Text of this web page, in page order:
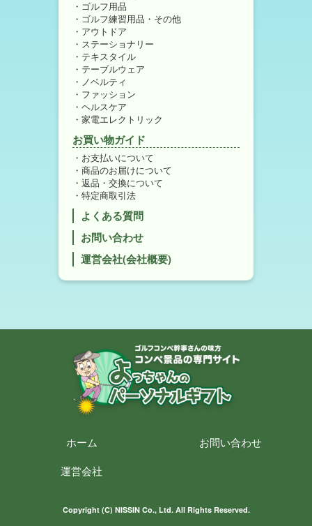
ゴルフ用品
ゴルフ練習用品・その他
アウトドア
ステーショナリー
テキスタイル
テーブルウェア
ノベルティ
ファッション
ヘルスケア
家電エレクトリック
お買い物ガイド
お支払いについて
商品のお届けについて
返品・交換について
特定商取引法
よくある質問
お問い合わせ
運営会社(会社概要)
ホーム
お問い合わせ
運営会社
Copyright (C) NISSIN Co., Ltd. All Rights Reserved.